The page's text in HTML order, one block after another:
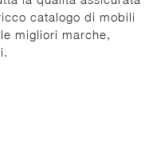
catalogo di mobili
migliori marche,